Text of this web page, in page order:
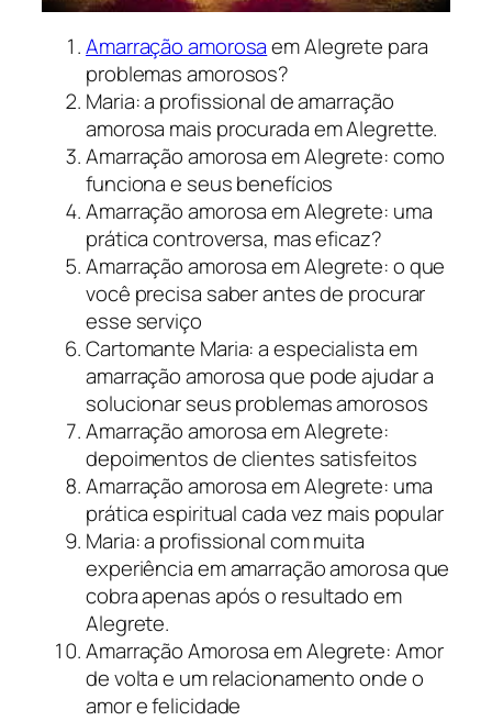
Amarração amorosaem Alegrete para
problemas amorosos?
Maria: a profissional de amarração
amorosa mais procurada em Alegrette.
Amarração amorosa em Alegrete: como
funciona e seus benefícios
Amarração amorosa em Alegrete: uma
prática controversa, mas eficaz?
Amarração amorosa em Alegrete: o que
você precisa saber antes de procurar
esse serviço
Cartomante Maria: a especialista em
amarração amorosa que pode ajudar a
solucionar seus problemas amorosos
Amarração amorosa em Alegrete:
depoimentos de clientes satisfeitos
Amarração amorosa em Alegrete: uma
prática espiritual cada vez mais popular
Maria: a profissional com muita
experiência em amarração amorosa que
cobra apenas após o resultado em
Alegrete.
Amarração Amorosa em Alegrete: Amor
de volta e um relacionamento onde o
amor e felicidade